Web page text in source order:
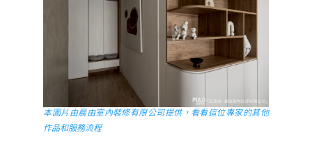
本圖片由晨由室內裝修有限公司提供，看看這位專家的其他
作品和服務流程